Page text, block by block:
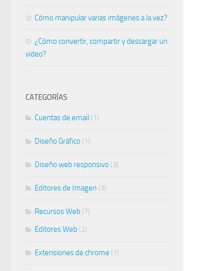
Cómo manipular varias imágenes a la vez?
¿Cómo convertir, compartir y descargar un
video?
CATEGORÍAS
Cuentas de email (1)
Diseño Gráfico (1)
Diseño web responsivo (3)
Editores de Imagen (3)
Recursos Web (7)
Editores Web (2)
Extensiones de chrome (1)